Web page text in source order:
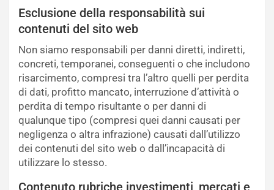
Esclusione della responsabilità sui
contenuti del sito web
Non siamo responsabili per danni diretti, indiretti,
concreti, temporanei, conseguenti o che includono
risarcimento, compresi tra l’altro quelli per perdita
di dati, profitto mancato, interruzione d’attività o
perdita di tempo risultante o per danni di
qualunque tipo (compresi quei danni causati per
negligenza o altra infrazione) causati dall’utilizzo
dei contenuti del sito web o dall’incapacità di
utilizzare lo stesso.
Contenuto rubriche investimenti, mercati e